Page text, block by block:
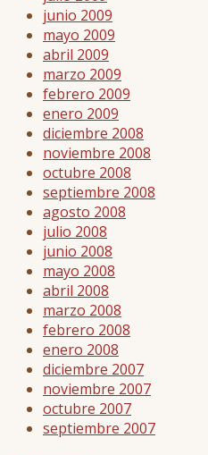
junio 2009
mayo 2009
abril 2009
marzo 2009
febrero 2009
enero 2009
diciembre 2008
noviembre 2008
octubre 2008
septiembre 2008
agosto 2008
julio 2008
junio 2008
mayo 2008
abril 2008
marzo 2008
febrero 2008
enero 2008
diciembre 2007
noviembre 2007
octubre 2007
septiembre 2007